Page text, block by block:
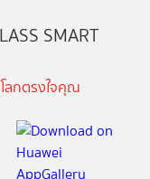
SMART
ลกตรงใจคุณ